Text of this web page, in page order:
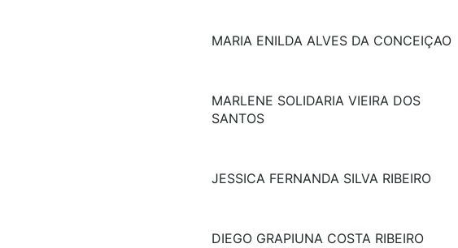
MARIA ENILDA ALVES DA CONCEIÇAO
MARLENE SOLIDARIA VIEIRA DOS
SANTOS
JESSICA FERNANDA SILVA RIBEIRO
DIEGO GRAPIUNA COSTA RIBEIRO